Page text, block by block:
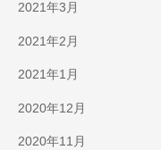
2021年3月
2021年2月
2021年1月
2020年12月
2020年11月